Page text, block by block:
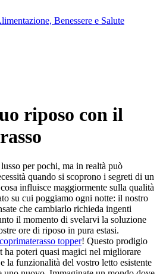
Benessere e Salute
riposo con il
per pochi, ma in realtà può
quando si scoprono i segreti di un
influisce maggiormente sulla qualità
su cui poggiamo ogni notte: il nostro
che cambiarlo richieda ingenti
il momento di svelarvi la soluzione
ore di riposo in pura estasi.
topper! Questo prodigio
ha poteri quasi magici nel migliorare
la funzionalità del vostro letto esistente